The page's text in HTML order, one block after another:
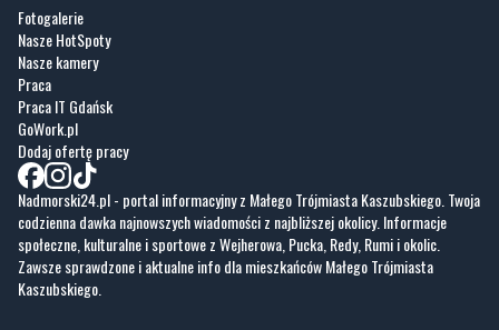
Fotogalerie
Nasze HotSpoty
Nasze kamery
Praca
Praca IT Gdańsk
GoWork.pl
Dodaj ofertę pracy
Nadmorski24.pl - portal informacyjny z Małego Trójmiasta Kaszubskiego. Twoja
codzienna dawka najnowszych wiadomości z najbliższej okolicy. Informacje
społeczne, kulturalne i sportowe z Wejherowa, Pucka, Redy, Rumi i okolic.
Zawsze sprawdzone i aktualne info dla mieszkańców Małego Trójmiasta
Kaszubskiego.